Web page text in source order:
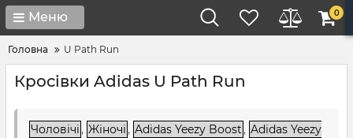
Меню 0
Головна U Path Run
Кросівки Adidas U Path Run
Чоловічі , Жіночі , Adidas Yeezy Boost , Adidas Yeezy